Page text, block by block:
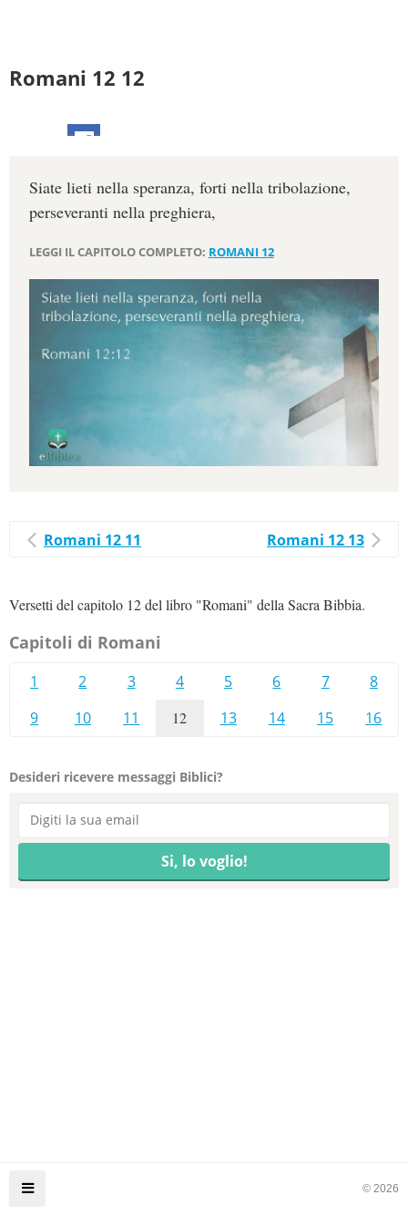
Romani 12 12
Siate lieti nella speranza, forti nella tribolazione,
perseveranti nella preghiera,
LEGGI IL CAPITOLO COMPLETO: ROMANI 12
Romani 12 11 Romani 12 13
Versetti del capitolo 12 del libro "Romani" della Sacra Bibbia.
Capitoli di Romani
1 2 3 4 5 6 7
8
9
10 11 12 13 14 15 16
Desideri ricevere messaggi Biblici?
© 2026